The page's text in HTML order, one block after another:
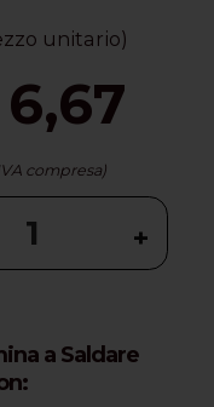
unitario)
compresa)
+
a Saldare